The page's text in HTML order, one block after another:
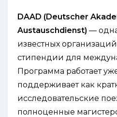
DAAD (Deutscher
Austauschdienst) —
известных
стипендии для
Программа работает
поддерживает как
исследовательские
полноценные